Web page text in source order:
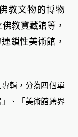
教文物的博物
教寶藏館等，
鎖性美術館，
輯，分為四個單
、「美術館跨界